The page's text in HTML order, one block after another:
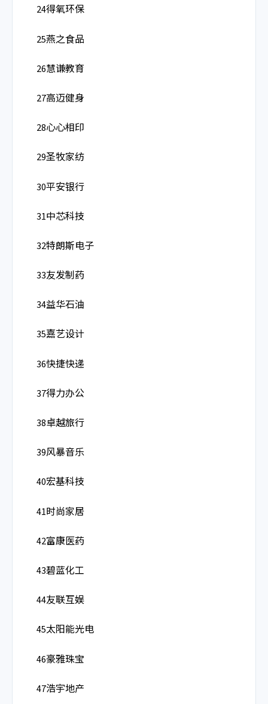
24得氧环保
25燕之食品
26慧谦教育
27高迈健身
28心心相印
29圣牧家纺
30平安银行
31中芯科技
32特朗斯电子
33友发制药
34益华石油
35嘉艺设计
36快捷快递
37得力办公
38卓越旅行
39风暴音乐
40宏基科技
41时尚家居
42富康医药
43碧蓝化工
44友联互娱
45太阳能光电
46豪雅珠宝
47浩宇地产